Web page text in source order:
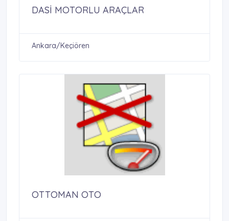
DASİ MOTORLU ARAÇLAR
Ankara/Keçiören
OTTOMAN OTO